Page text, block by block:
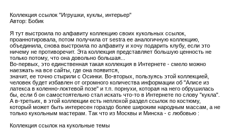
Коллекция ссылок "Игрушки, куклы, интерьер"
Автор: Бобик
Я тут выстроила по алфавиту коллекцию своих кукольных ссылок,
проаннотировала, потом получила от sestra ее аналогичную коллекцию,
объединила, снова выстроила по алфавиту и хочу подарить клубу, если это
ничему не противоречит. Эта коллекция представляет большую ценность не
только потому, что она довольно большая...
Во-первых, это единственная такая коллекция в Интернете - смело можно
наезжать на все сайты, где она появится,
значит, ее точно стырили с Осинки. Во-вторых, пользуясь этой коллекцией,
человек будет избавлен от огромного количества информации об "Алисе из
латекса в коленно-локтевой позе" и т.п. порнухи, которая на него обрушилась
бы, если б он самостоятельно стал искать что-то в Интернете по слову "кукла".
А в-третьих, в этой коллекции есть неплохой раздел ссылок по костюму,
который может быть интересен гораздо более широким народным массам, а не
только кукольным мастерам. Так что из Москвы и Минска - с любовью :
Коллекция ссылок на кукольные темы